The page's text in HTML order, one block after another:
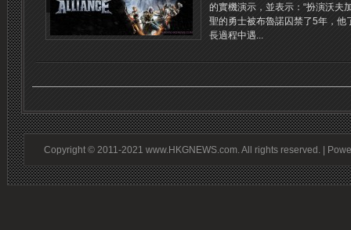
的實機演示，並表示：“扮演沃夫
聖的勇士被布魯諾囚禁了5年，他
長過程中遇...
Copyright © 2011-2021 www.HKGNEWS.com. All rights reserved. |